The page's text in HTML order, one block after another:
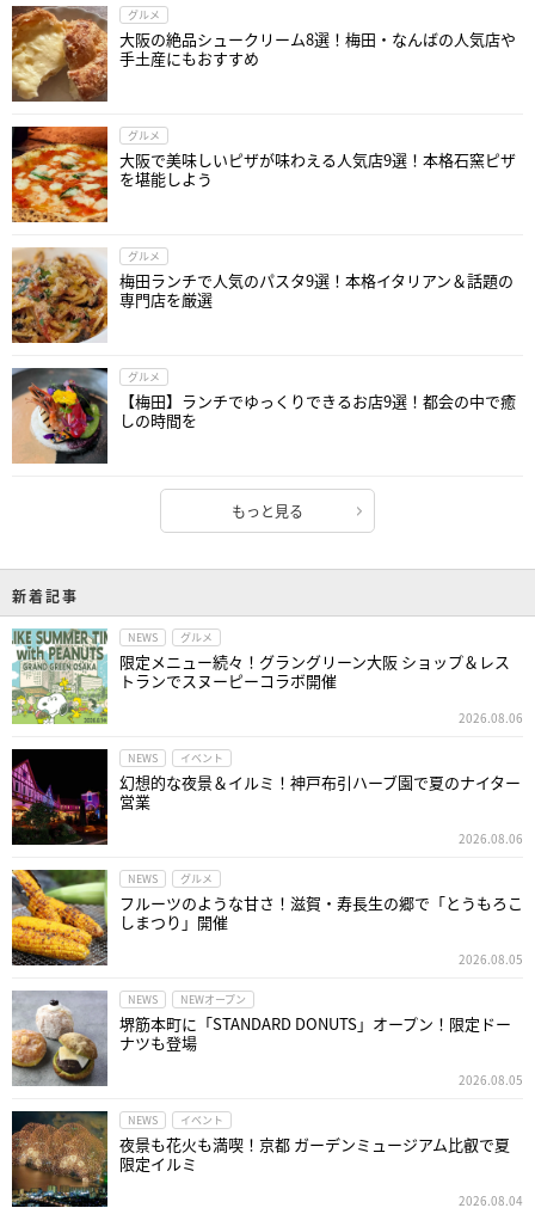
グルメ
大阪の絶品シュークリーム8選！梅田・なんばの人気店や
手土産にもおすすめ
グルメ
大阪で美味しいピザが味わえる人気店9選！本格石窯ピザ
を堪能しよう
グルメ
梅田ランチで人気のパスタ9選！本格イタリアン＆話題の
専門店を厳選
グルメ
【梅田】ランチでゆっくりできるお店9選！都会の中で癒
しの時間を
もっと見る
新着記事
NEWS グルメ
限定メニュー続々！グラングリーン大阪 ショップ＆レス
トランでスヌーピーコラボ開催
2026.08.06
NEWS イベント
幻想的な夜景＆イルミ！神戸布引ハーブ園で夏のナイター
営業
2026.08.06
NEWS グルメ
フルーツのような甘さ！滋賀・寿長生の郷で「とうもろこ
しまつり」開催
2026.08.05
NEWS NEWオープン
堺筋本町に「STANDARD DONUTS」オープン！限定ドー
ナツも登場
2026.08.05
NEWS イベント
夜景も花火も満喫！京都 ガーデンミュージアム比叡で夏
限定イルミ
2026.08.04